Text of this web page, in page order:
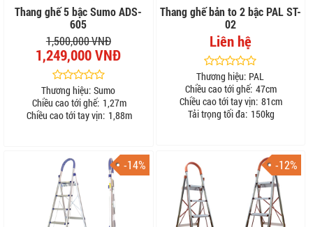
Thang ghế 5 bậc Sumo ADS-
605
1,500,000 VNĐ
1,249,000 VNĐ
Thương hiệu: Sumo
Chiều cao tới ghế: 1,27m
Chiều cao tới tay vịn: 1,88m
Thang ghế bản to 2 bậc PAL ST-
02
Liên hệ
Thương hiệu: PAL
Chiều cao tới ghế: 47cm
Chiều cao tới tay vịn: 81cm
Tải trọng tối đa: 150kg
-14% -12%